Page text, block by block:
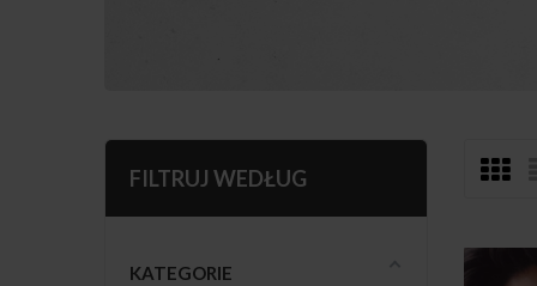
FILTRUJ WEDŁUG
KATEGORIE